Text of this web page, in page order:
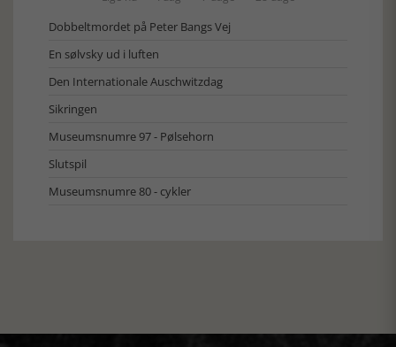
Dobbeltmordet på Peter Bangs Vej
En sølvsky ud i luften
Den Internationale Auschwitzdag
Sikringen
Museumsnumre 97 - Pølsehorn
Slutspil
Museumsnumre 80 - cykler